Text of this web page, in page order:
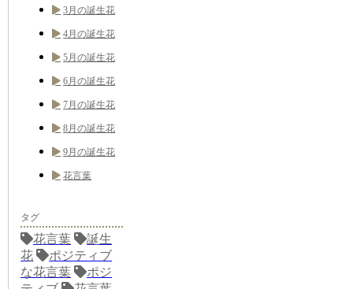
3月の誕生花
4月の誕生花
5月の誕生花
6月の誕生花
7月の誕生花
8月の誕生花
9月の誕生花
花言葉
タグ
花言葉
誕生
花
ポジティブ
な花言葉
ポジ